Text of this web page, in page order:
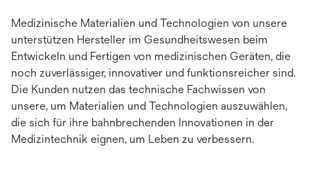
Medizinische Materialien und Technologien von unsere
unterstützen Hersteller im Gesundheitswesen beim
Entwickeln und Fertigen von medizinischen Geräten, die
noch zuverlässiger, innovativer und funktionsreicher sind.
Die Kunden nutzen das technische Fachwissen von
unsere, um Materialien und Technologien auszuwählen,
die sich für ihre bahnbrechenden Innovationen in der
Medizintechnik eignen, um Leben zu verbessern.